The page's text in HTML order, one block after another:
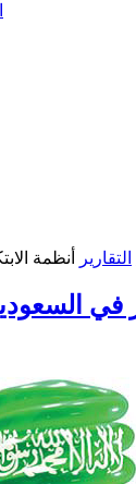
التقارير أنظمة
في